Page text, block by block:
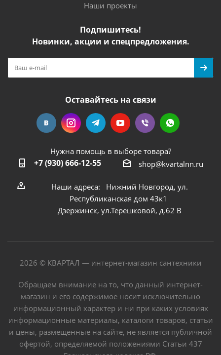
Наши проекты
Подпишитесь!
Новинки, акции и спецпредложения.
Оставайтесь на связи
Нужна помощь в выборе товара?
+7 (930) 666-12-55 shop@kvartalnn.ru
Наши адреса: Нижний Новгород, ул.
Республиканская дом 43к1
Дзержинск, ул.Терешковой, д.62 В
2026 © КВАРТАЛ — интернет-магазин сантехники
Обращаем внимание на то, что данный интернет-
магазин и его содержимое носит исключительно
информационный характер и ни при каких условиях
информационные материалы, каталоги товаров, статьи
и цены, размещенные на сайте, не является публичной
офертой, определяемой положениями Статьи 437